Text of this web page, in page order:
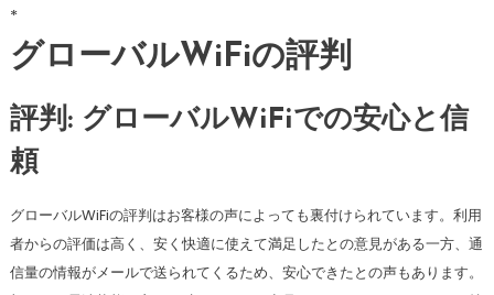
*
グローバルWiFiの評判
評判: グローバルWiFiでの安心と信
頼
グローバルWiFiの評判はお客様の声によっても裏付けられています。利用
者からの評価は高く、安く快適に使えて満足したとの意見がある一方、通
信量の情報がメールで送られてくるため、安心できたとの声もあります。